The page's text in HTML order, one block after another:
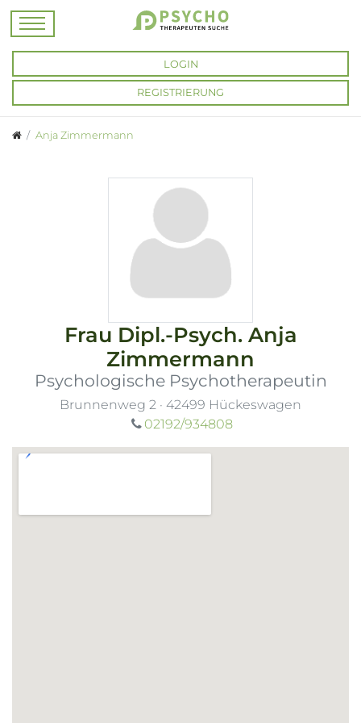
LOGIN
REGISTRIERUNG
Anja Zimmermann
Frau Dipl.-Psych. Anja
Zimmermann
Psychologische Psychotherapeutin
Brunnenweg 2 · 42499 Hückeswagen
02192/934808